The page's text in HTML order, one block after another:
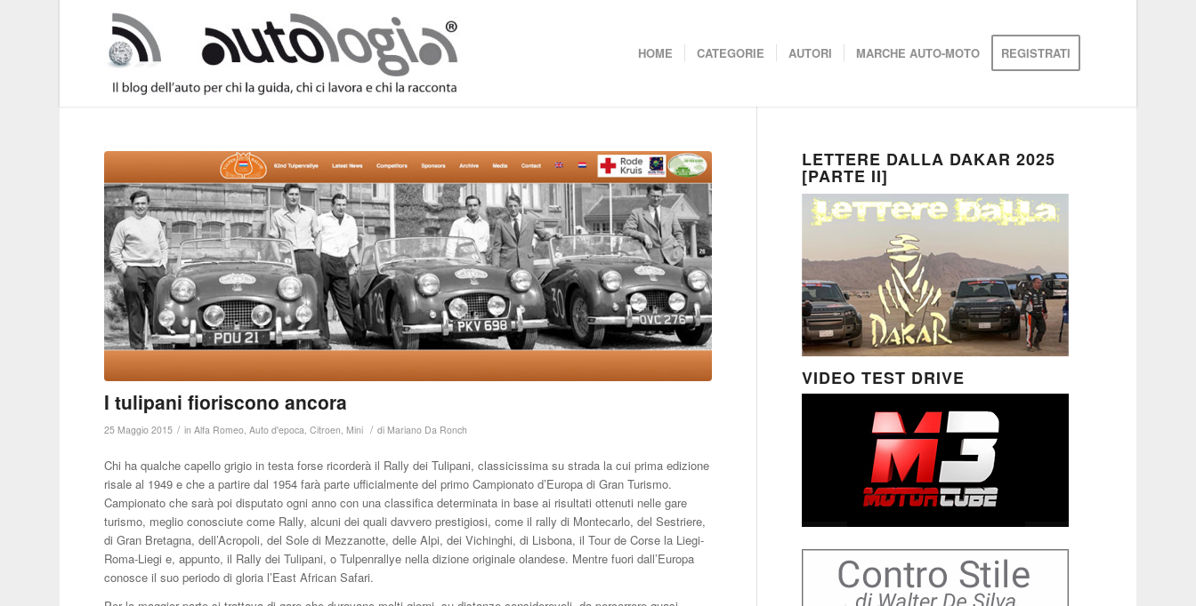
HOME CATEGORIE AUTORI MARCHE AUTO-MOTO REGISTRATI
I tulipani fioriscono ancora
25 Maggio 2015 / inAlfa Romeo,Auto d'epoca,Citroen,Mini / diMariano Da Ronch
Chi ha qualche capello grigio in testa forse ricorderà il Rally dei Tulipani, classicissima su strada la cui prima edizione
risale al 1949 e che a partire dal 1954 farà parte ufficialmente del primo Campionato d’Europa di Gran Turismo.
Campionato che sarà poi disputato ogni anno con una classifica determinata in base ai risultati ottenuti nelle gare
turismo, meglio conosciute come Rally, alcuni dei quali davvero prestigiosi, come il rally di Montecarlo, del Sestriere,
di Gran Bretagna, dell’Acropoli, del Sole di Mezzanotte, delle Alpi, dei Vichinghi, di Lisbona, il Tour de Corse la Liegi-
Roma-Liegi e, appunto, il Rally dei Tulipani, o Tulpenrallye nella dizione originale olandese. Mentre fuori dall’Europa
conosce il suo periodo di gloria l’East African Safari.
LETTERE DALLA DAKAR 2025
[PARTE II]
VIDEO TEST DRIVE